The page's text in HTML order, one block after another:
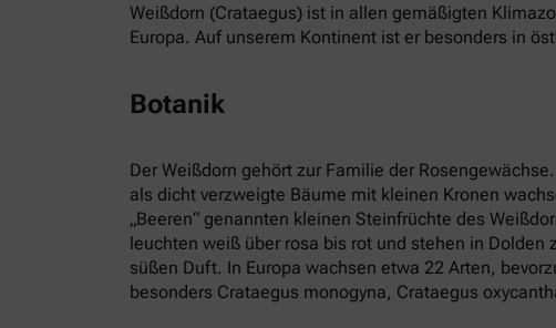
Weißdorn (Crataegus) ist in allen gemäßigten
Europa. Auf unserem Kontinent ist er besonders in
Botanik
Der Weißdorn gehört zur Familie der
als dicht verzweigte Bäume mit kleinen Kronen
„Beeren“ genannten kleinen Steinfrüchte des
leuchten weiß über rosa bis rot und stehen in
süßen Duft. In Europa wachsen etwa 22 Arten,
besonders Crataegus monogyna, Crataegus